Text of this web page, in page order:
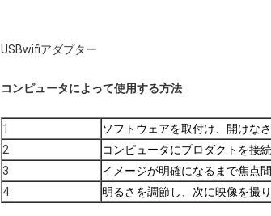
USBwifiアダプター
コンピュータによって使用する方法
1
ソフトウェアを取付け、開けな
2
コンピュータにプロダクトを接
3
イメージが明確になるまで焦点
4
明るさを調節し、次に映像を撮り